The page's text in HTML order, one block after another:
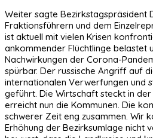
Weiter sagte Bezirkstagspräsident
Fraktionsführern und dem
ist aktuell mit vielen Krisen
ankommender Flüchtlinge belastet
Nachwirkungen der Corona-
spürbar. Der russische Angriff auf
internationalen Verwerfungen und
geführt. Die Wirtschaft steckt in der
erreicht nun die Kommunen. Die
schwerer Zeit eng zusammen. Wir
Erhöhung der Bezirksumlage nicht